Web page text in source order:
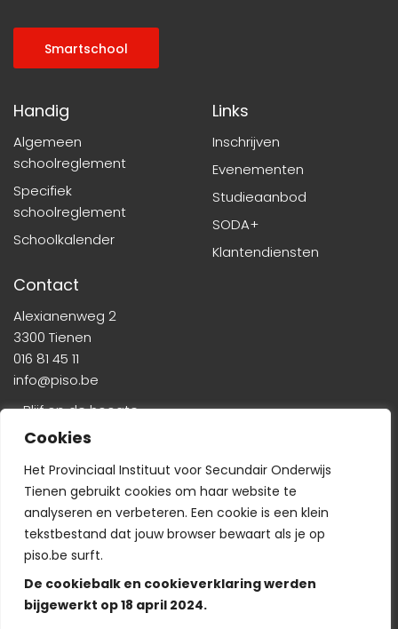
Cookies
Het Provinciaal Instituut voor Secundair Onderwijs
Tienen gebruikt cookies om haar website te
analyseren en verbeteren. Een cookie is een klein
tekstbestand dat jouw browser bewaart als je op
piso.be surft.
De cookiebalk en cookieverklaring werden
bijgewerkt op 18 april 2024.
Smartschool
Handig
Algemeen
schoolreglement
Specifiek
schoolreglement
Schoolkalender
Links
Inschrijven
Evenementen
Studieaanbod
SODA+
Klantendiensten
Contact
Alexianenweg 2
3300 Tienen
016 81 45 11
info@piso.be
» Blijf op de hoogte
Veelgestelde vragen